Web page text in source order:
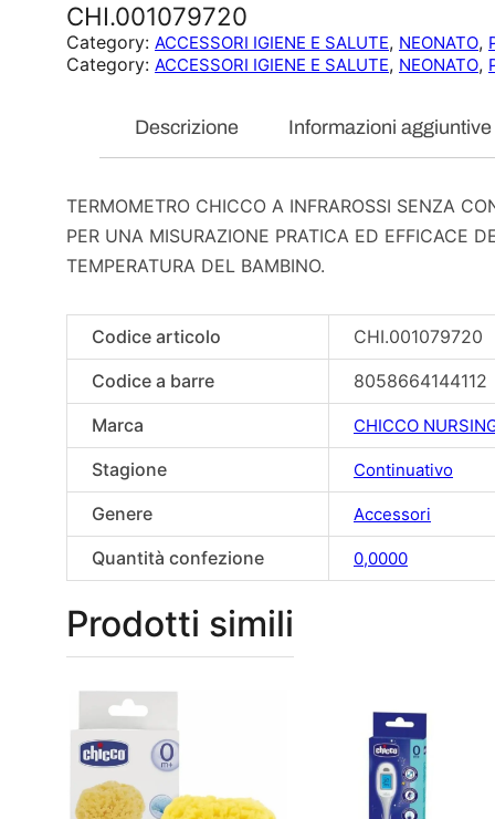
CHI.001079720
Category: ACCESSORI IGIENE E SALUTE, NEONATO,
Category: ACCESSORI IGIENE E SALUTE, NEONATO,
Descrizione Informazioni aggiuntive
TERMOMETRO CHICCO A INFRAROSSI SENZA
PER UNA MISURAZIONE PRATICA ED EFFICACE
TEMPERATURA DEL BAMBINO.
Codice articolo
CHI.001079720
Codice a barre
8058664144112
Marca
CHICCO
Stagione Continuativo
Genere Accessori
Quantità confezione 0,0000
Prodotti simili